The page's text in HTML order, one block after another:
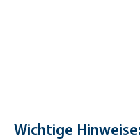
Wichtige Hinweise: